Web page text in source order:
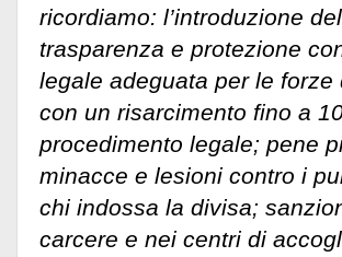
ricordiamo: l’introduzione
trasparenza e protezione
legale adeguata per le
con un risarcimento fino a
procedimento legale; pene
minacce e lesioni contro i
chi indossa la divisa;
carcere e nei centri di